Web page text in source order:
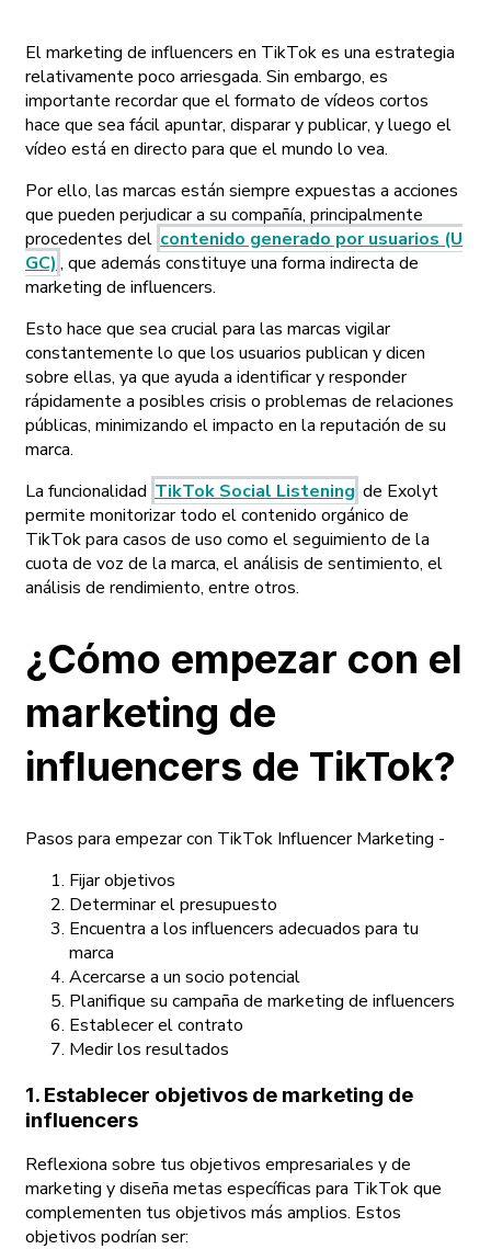
El marketing de influencers en TikTok es una estrategia
relativamente poco arriesgada. Sin embargo, es
importante recordar que el formato de vídeos cortos
hace que sea fácil apuntar, disparar y publicar, y luego el
vídeo está en directo para que el mundo lo vea.
Por ello, las marcas están siempre expuestas a acciones
que pueden perjudicar a su compañía, principalmente
procedentes del contenido generado por usuarios (U
GC) , que además constituye una forma indirecta de
marketing de influencers.
Esto hace que sea crucial para las marcas vigilar
constantemente lo que los usuarios publican y dicen
sobre ellas, ya que ayuda a identificar y responder
rápidamente a posibles crisis o problemas de relaciones
públicas, minimizando el impacto en la reputación de su
marca.
La funcionalidad TikTok Social Listening de Exolyt
permite monitorizar todo el contenido orgánico de
TikTok para casos de uso como el seguimiento de la
cuota de voz de la marca, el análisis de sentimiento, el
análisis de rendimiento, entre otros.
¿Cómo empezar con el
marketing de
influencers de TikTok?
Pasos para empezar con TikTok Influencer Marketing -
Fijar objetivos
Determinar el presupuesto
Encuentra a los influencers adecuados para tu
marca
Acercarse a un socio potencial
Planifique su campaña de marketing de influencers
Establecer el contrato
Medir los resultados
1. Establecer objetivos de marketing de
influencers
Reflexiona sobre tus objetivos empresariales y de
marketing y diseña metas específicas para TikTok que
complementen tus objetivos más amplios. Estos
objetivos podrían ser: